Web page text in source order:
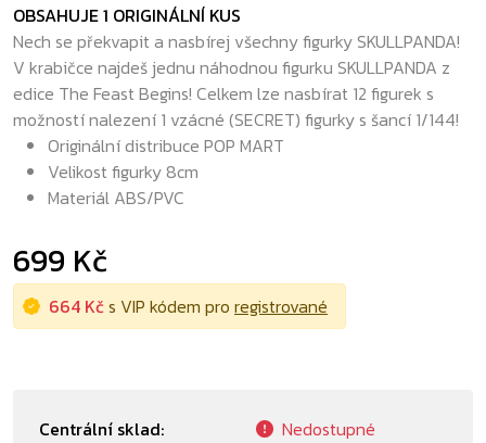
OBSAHUJE 1 ORIGINÁLNÍ KUS
Nech se překvapit a nasbírej všechny figurky SKULLPANDA!
V krabičce najdeš jednu náhodnou figurku SKULLPANDA z
edice The Feast Begins! Celkem lze nasbírat 12 figurek s
možností nalezení 1 vzácné (SECRET) figurky s šancí 1/144!
Originální distribuce POP MART
Velikost figurky 8cm
Materiál ABS/PVC
699 Kč
664 Kčs VIP kódem pro registrované
Centrální sklad:
Nedostupné